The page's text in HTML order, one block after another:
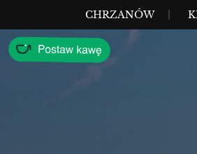
do
treści
CHRZANÓW